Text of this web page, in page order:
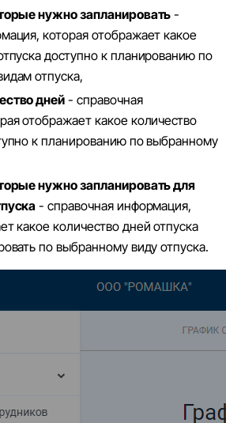
нужно запланировать -
которая отображает какое
доступно к планированию по
отпуска,
дней- справочная
отображает какое количество
к планированию по выбранному
нужно запланировать для
- справочная информация,
какое количество дней отпуска
по выбранному виду отпуска.